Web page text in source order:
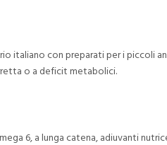
italiano con preparati per i
o a deficit metabolici.
6, a lunga catena, adiuvanti